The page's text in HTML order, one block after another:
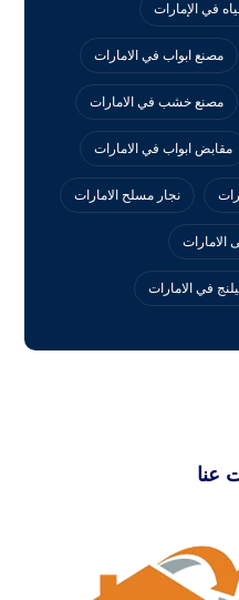
في الإمارات
مصنع ابواب في الامارات
مصنع خشب في الامارات
مقابض ابواب في الامارات
نجار مسلح الامارات
الامارات
في الامارات
عنا